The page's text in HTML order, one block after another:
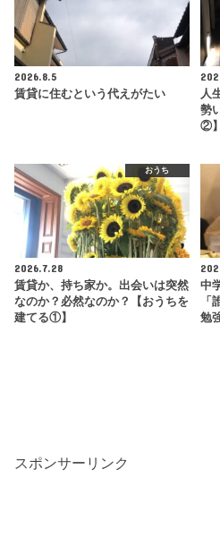
2026.8.5
賃貸に住むという代えがたい
人
勢
②】
おうち
2026.7.28
賃貸か、持ち家か。出会いは突然
なのか？必然なのか？【おうちを
建てる①】
中
「
勉
スポンサーリンク